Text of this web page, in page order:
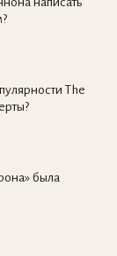
The
была